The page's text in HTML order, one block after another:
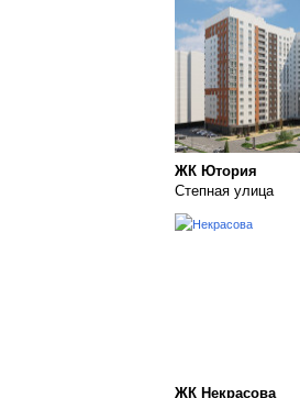
ЖК Ютория
Степная улица
ЖК Некрасова